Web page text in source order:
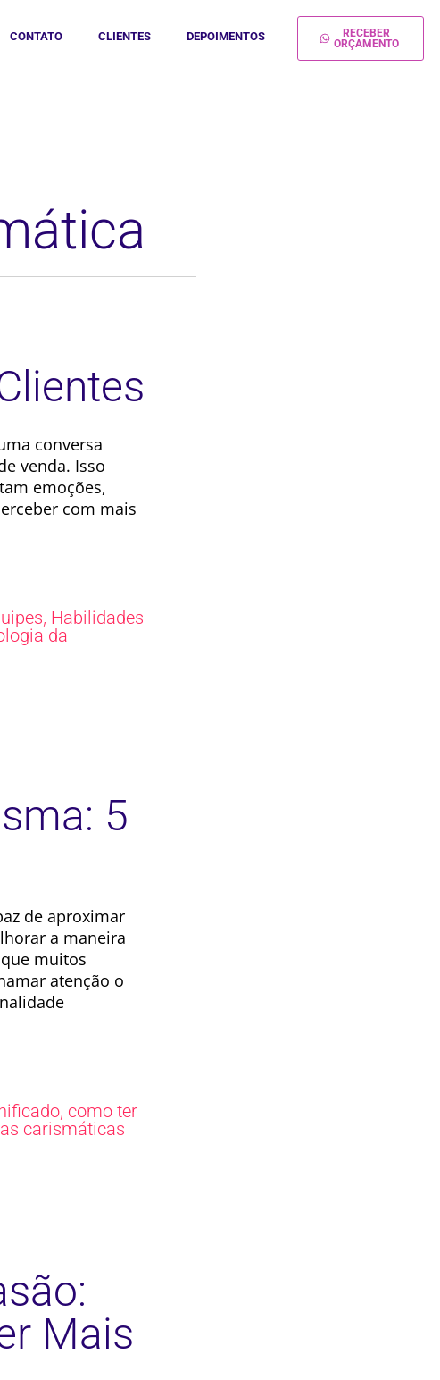
CONTATO CLIENTES DEPOIMENTOS
RECEBER
ORÇAMENTO
conversa
venda. Isso
emoções,
com mais
, Habilidades
da
5
de aproximar
a maneira
muitos
atenção o
, como ter
carismáticas
Mais